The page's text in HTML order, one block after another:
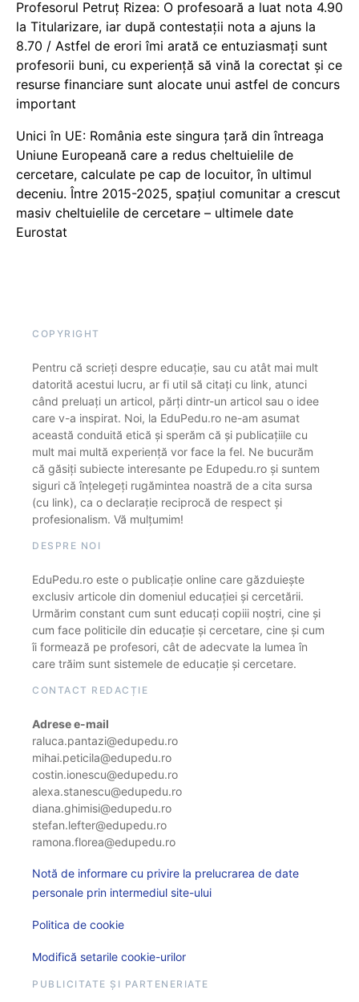
Profesorul Petruț Rizea: O profesoară a luat nota 4.90
la Titularizare, iar după contestații nota a ajuns la
8.70 / Astfel de erori îmi arată ce entuziasmați sunt
profesorii buni, cu experiență să vină la corectat și ce
resurse financiare sunt alocate unui astfel de concurs
important
Unici în UE: România este singura țară din întreaga
Uniune Europeană care a redus cheltuielile de
cercetare, calculate pe cap de locuitor, în ultimul
deceniu. Între 2015-2025, spațiul comunitar a crescut
masiv cheltuielile de cercetare – ultimele date
Eurostat
COPYRIGHT
Pentru că scrieți despre educație, sau cu atât mai mult
datorită acestui lucru, ar fi util să citați cu link, atunci
când preluați un articol, părți dintr-un articol sau o idee
care v-a inspirat. Noi, la EduPedu.ro ne-am asumat
această conduită etică și sperăm că și publicațiile cu
mult mai multă experiență vor face la fel. Ne bucurăm
că găsiți subiecte interesante pe Edupedu.ro și suntem
siguri că înțelegeți rugămintea noastră de a cita sursa
(cu link), ca o declarație reciprocă de respect și
profesionalism. Vă mulțumim!
DESPRE NOI
EduPedu.ro este o publicație online care găzduiește
exclusiv articole din domeniul educației și cercetării.
Urmărim constant cum sunt educați copiii noștri, cine și
cum face politicile din educație și cercetare, cine și cum
îi formează pe profesori, cât de adecvate la lumea în
care trăim sunt sistemele de educație și cercetare.
CONTACT REDACȚIE
Adrese e-mail
raluca.pantazi@edupedu.ro
mihai.peticila@edupedu.ro
costin.ionescu@edupedu.ro
alexa.stanescu@edupedu.ro
diana.ghimisi@edupedu.ro
stefan.lefter@edupedu.ro
ramona.florea@edupedu.ro
Notă de informare cu privire la prelucrarea de date
personale prin intermediul site-ului
Politica de cookie
Modifică setarile cookie-urilor
PUBLICITATE ȘI PARTENERIATE